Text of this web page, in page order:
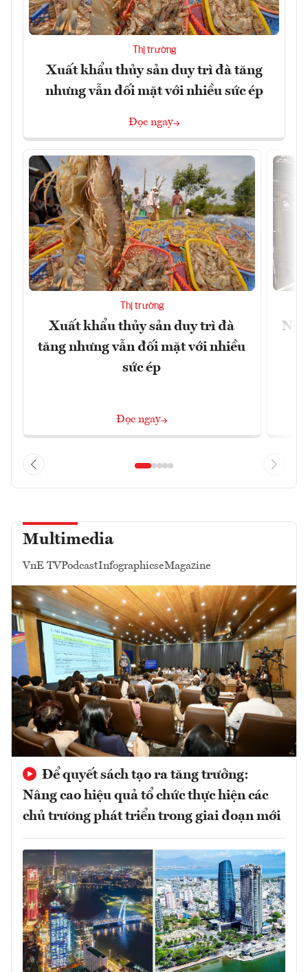
Thị trường
Xuất khẩu thủy sản duy trì đà tăng
nhưng vẫn đối mặt với nhiều sức ép
Đọc ngay
Thị trường
Xuất khẩu thủy sản duy trì đà
tăng nhưng vẫn đối mặt với nhiều
sức ép
Đọc ngay
Multimedia
VnE TVPodcastInfographicseMagazine
Để quyết sách tạo ra tăng trưởng:
Nâng cao hiệu quả tổ chức thực hiện các
chủ trương phát triển trong giai đoạn mới